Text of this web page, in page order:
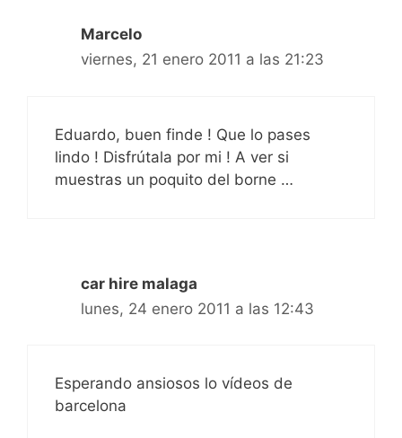
Marcelo
viernes, 21 enero 2011 a las 21:23
Eduardo, buen finde ! Que lo pases
lindo ! Disfrútala por mi ! A ver si
muestras un poquito del borne …
car hire malaga
lunes, 24 enero 2011 a las 12:43
Esperando ansiosos lo vídeos de
barcelona